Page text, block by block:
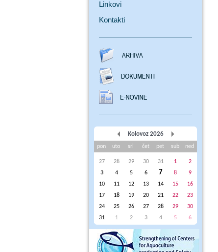
Linkovi
Kontakti
Kolovoz 2026
pon uto sri čet pet sub ned
27 28 29 30 31 1
2
3
4 5 6 7 8
9
10
11 12 13 14 15
16
17
18 19 20 21 22
23
24
25 26 27 28 29
30
31
1 2 3 4 5 6